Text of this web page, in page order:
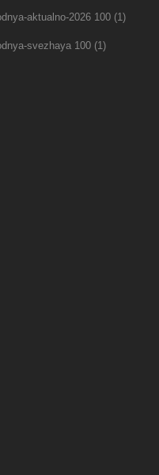
aktualno-2026 100(1)
svezhaya 100(1)